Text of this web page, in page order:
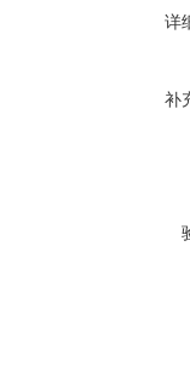
详
补